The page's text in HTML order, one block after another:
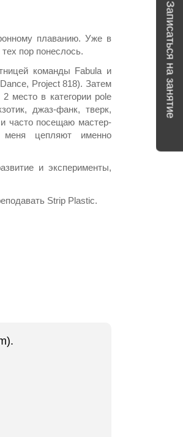
плаванию. Уже в
пор понеслось.
команды Fabula и
Project 818). Затем
место в категории pole
джаз-фанк, тверк,
часто посещаю мастер-
цепляют именно
и эксперименты,
Strip Plastic.
Записаться на занятие